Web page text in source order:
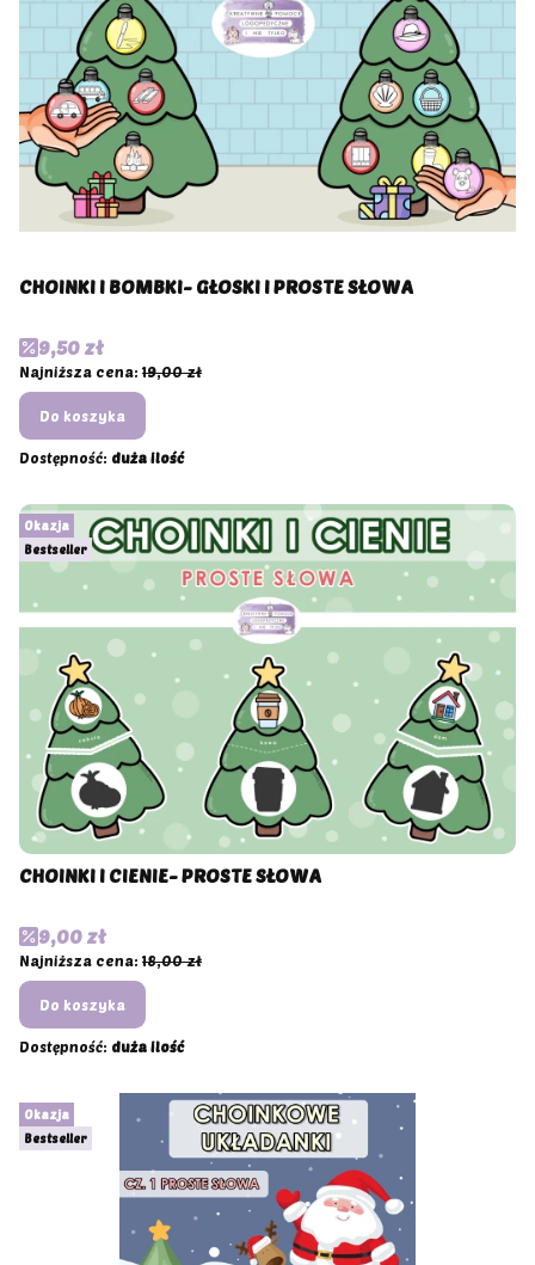
CHOINKI I BOMBKI- GŁOSKI I PROSTE SŁOWA
Cena promocyjna
9,50 zł
Najniższa cena: 19,00 zł
Do koszyka
Dostępność: duża ilość
Okazja
Bestseller
CHOINKI I CIENIE- PROSTE SŁOWA
Cena promocyjna
9,00 zł
Najniższa cena: 18,00 zł
Do koszyka
Dostępność: duża ilość
Okazja
Bestseller